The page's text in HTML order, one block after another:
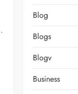
من مباراة إلى أخرى أو الاكتفاء بالتحديثات النصية. هذه المرونة مفيدة خصوصًا عندما تتزامن مباريات من دوريات مختلفة.
Blog
Blogs
Blogv
Business